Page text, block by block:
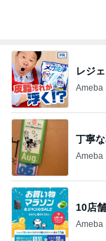
レジ
Ameba
丁寧
Ameba
10店
Ameba